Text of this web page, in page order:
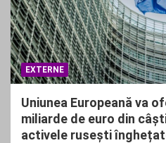
EXTERNE
Uniunea Europeană va
miliarde de euro din
activele rusești